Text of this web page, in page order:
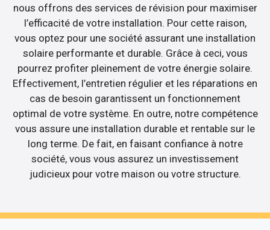
nous offrons des services de révision pour maximiser
l’efficacité de votre installation. Pour cette raison,
vous optez pour une société assurant une installation
solaire performante et durable. Grâce à ceci, vous
pourrez profiter pleinement de votre énergie solaire.
Effectivement, l’entretien régulier et les réparations en
cas de besoin garantissent un fonctionnement
optimal de votre système. En outre, notre compétence
vous assure une installation durable et rentable sur le
long terme. De fait, en faisant confiance à notre
société, vous vous assurez un investissement
judicieux pour votre maison ou votre structure.